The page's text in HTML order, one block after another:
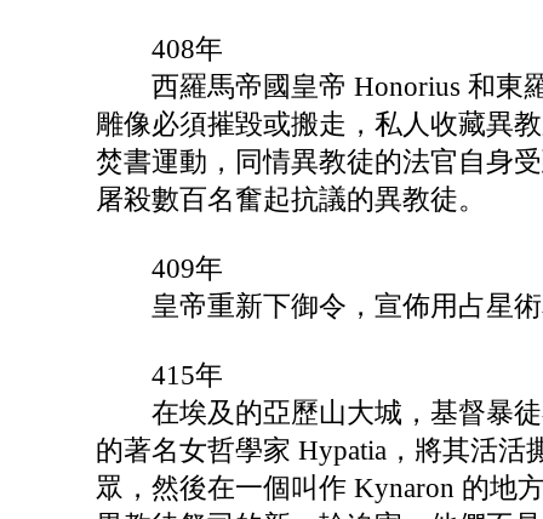
408年
西羅馬帝國皇帝 Honorius 和東羅
雕像必須摧毀或搬走，私人收藏異
焚書運動，同情異教徒的法官自身
屠殺數百名奮起抗議的異教徒。
409年
皇帝重新下御令，宣佈用占星術
415年
在埃及的亞歷山大城，基督暴徒
的著名女哲學家 Hypatia，將其活
眾，然後在一個叫作 Kynaron 的地